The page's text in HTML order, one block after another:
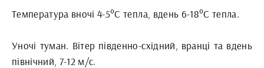
Температура вночі 4-5°С тепла, вдень 6-18°С тепла.
Уночі туман. Вітер південно-східний, вранці та вдень
північний, 7-12 м/с.